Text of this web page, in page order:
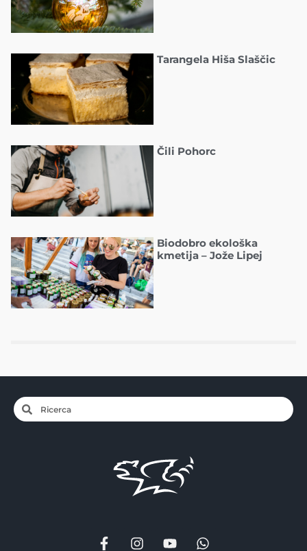
Tarangela Hiša Slaščic
Čili Pohorc
Biodobro ekološka
kmetija – Jože Lipej